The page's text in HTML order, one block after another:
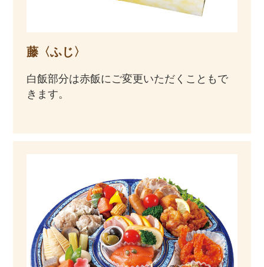
藤〈ふじ〉
白飯部分は赤飯にご変更いただくこともで
きます。